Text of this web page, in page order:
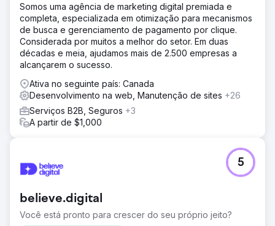
identidade Optimus SBR. Seguindo com um site de nível
empresarial altamente flexível, apresentando animações
de IU envolventes e jornada do usuário aprimorada,
lançamos a nova identidade com confiança.
Resultado
mecanismos de busca orgânica apresentaram melhorias
significativas, bem como métricas de engajamento do
usuário e um aumento constante nas taxas de conversão
do site.
Somos uma agência de marketing digital premiada e
completa, especializada em otimização para mecanismos
de busca e gerenciamento de pagamento por clique.
Considerada por muitos a melhor do setor. Em duas
décadas e meia, ajudamos mais de 2.500 empresas a
alcançarem o sucesso.
Ativa no seguinte país: Canada
Desenvolvimento na web, Manutenção de sites +26
Serviços B2B, Seguros +3
A partir de $1,000
believe.digital
Você está pronto para crescer do seu próprio jeito?
5